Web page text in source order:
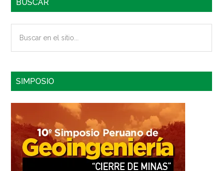
BUSCAR
SIMPOSIO